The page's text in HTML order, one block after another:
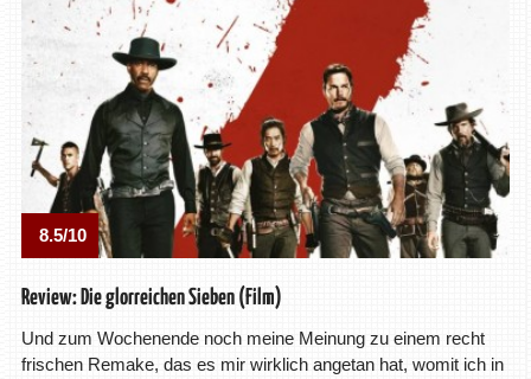
8.5/10
Review: Die glorreichen Sieben (Film)
Und zum Wochenende noch meine Meinung zu einem recht
frischen Remake, das es mir wirklich angetan hat, womit ich in